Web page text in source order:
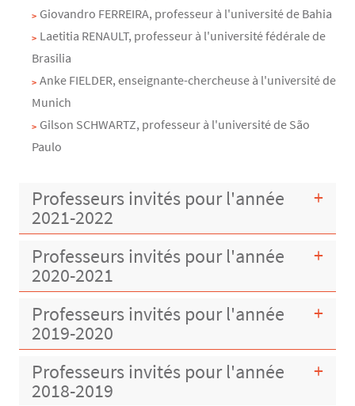
Giovandro FERREIRA, professeur à l'université de Bahia
Laetitia RENAULT, professeur à l'université fédérale de
Brasilia
Anke FIELDER, enseignante-chercheuse à l'université de
Munich
Gilson SCHWARTZ, professeur à l'université de São
Paulo
Professeurs invités pour l'année
2021-2022
Professeurs invités pour l'année
2020-2021
Professeurs invités pour l'année
2019-2020
Professeurs invités pour l'année
2018-2019